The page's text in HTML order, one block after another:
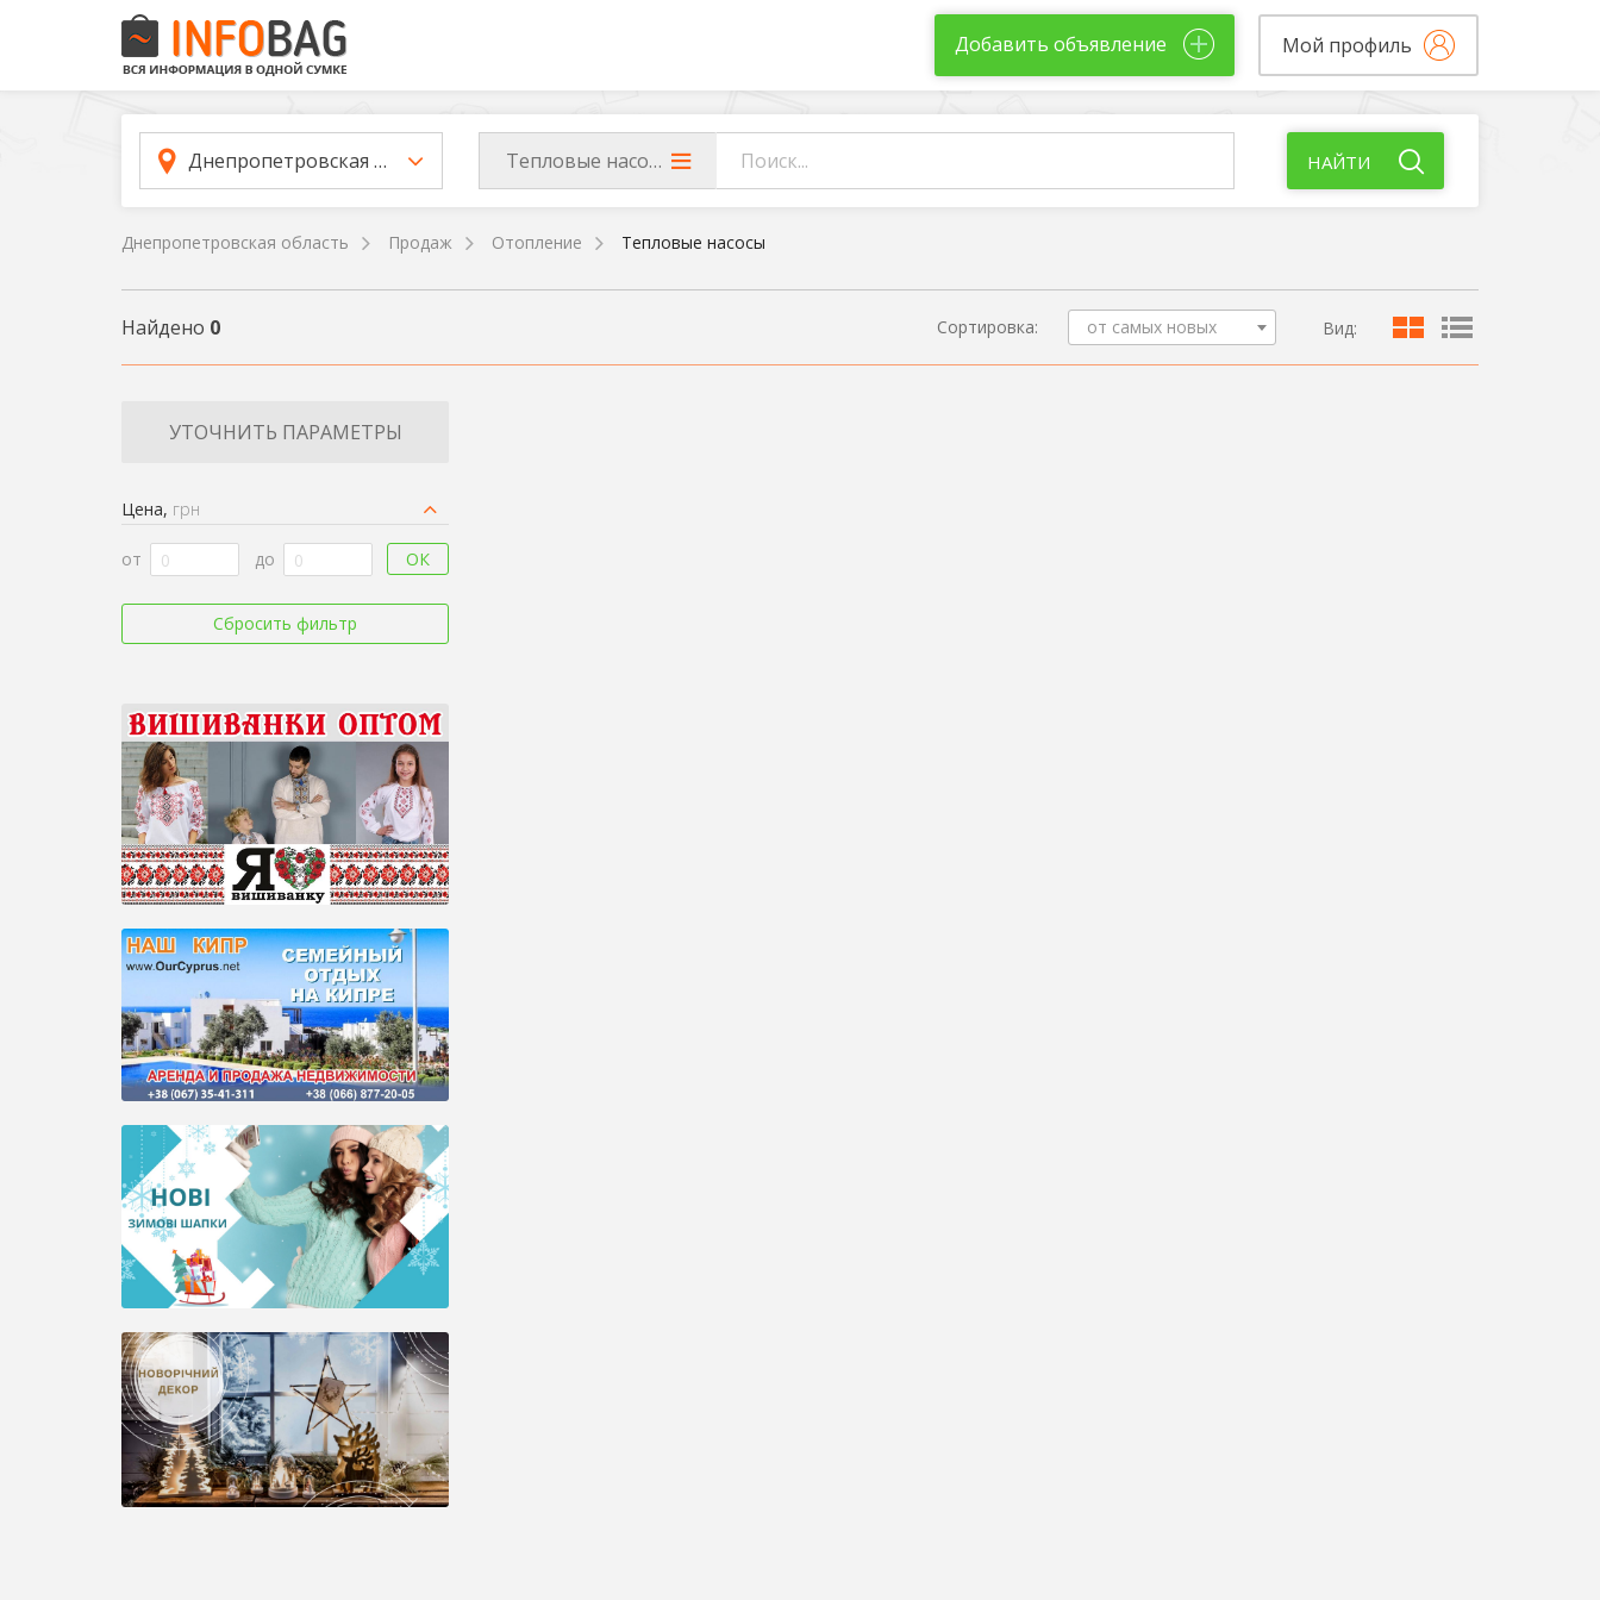
Добавить объявление Мой профиль
Днепропетровская область Тепловые насосы НАЙТИ
Днепропетровская область Продаж Отопление Тепловые насосы
Найдено 0 Сортировка: от самых новых Вид:
УТОЧНИТЬ ПАРАМЕТРЫ
Цена, грн
от до ОК
Сбросить фильтр